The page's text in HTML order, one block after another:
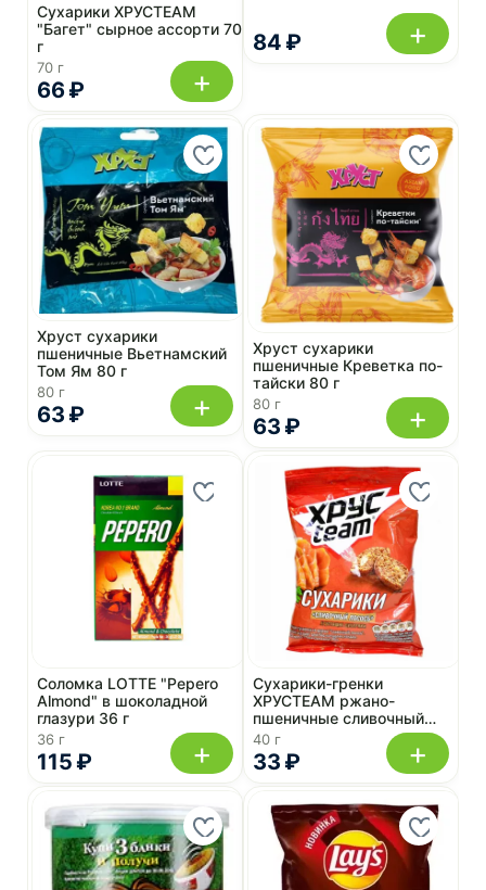
66 ₽
Сухарики ХРУСTEAM
"Багет" сырное ассорти 70
г
70 г +
84 ₽ +
63 ₽
Хруст сухарики
пшеничные Вьетнамский
Том Ям 80 г
80 г +
63 ₽
Хруст сухарики
пшеничные Креветка по-
тайски 80 г
80 г +
115 ₽
Соломка LOTTE "Pepero
Almond" в шоколадной
глазури 36 г
36 г + 33 ₽
Сухарики-гренки
ХРУСTEAM ржано-
пшеничные сливочный
лосось 40 г
40 г +